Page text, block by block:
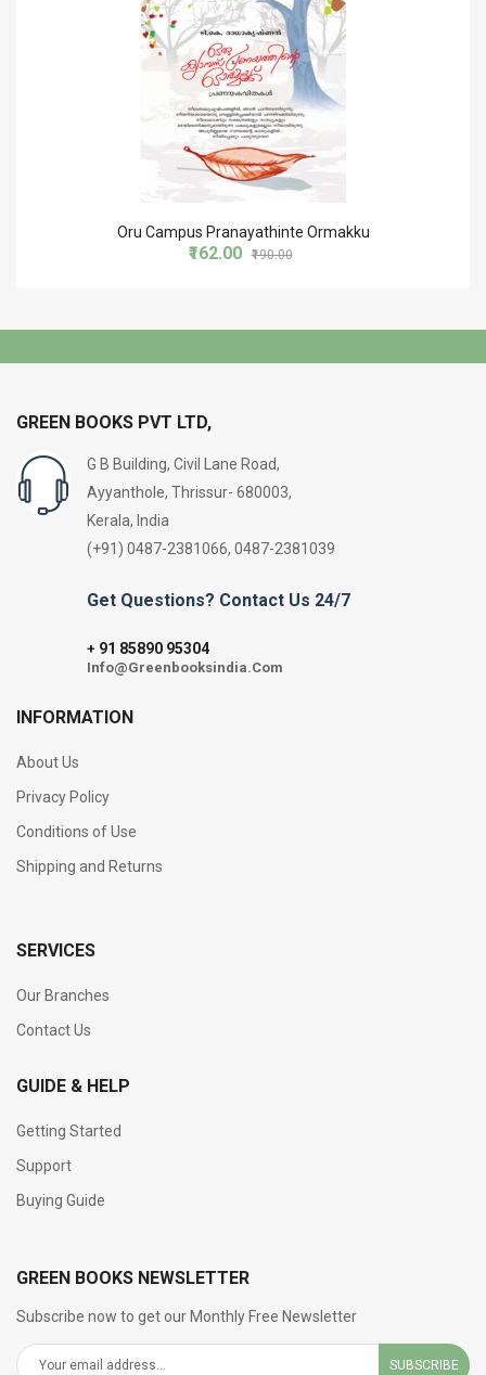
Oru Campus Pranayathinte Ormakku
₹162.00 ₹190.00
GREEN BOOKS PVT LTD,
G B Building, Civil Lane Road,
Ayyanthole, Thrissur- 680003,
Kerala, India
(+91) 0487-2381066, 0487-2381039
Get Questions? Contact Us 24/7
+ 91 85890 95304
Info@Greenbooksindia.Com
INFORMATION
About Us
Privacy Policy
Conditions of Use
Shipping and Returns
SERVICES
Our Branches
Contact Us
GUIDE & HELP
Getting Started
Support
Buying Guide
GREEN BOOKS NEWSLETTER
Subscribe now to get our Monthly Free Newsletter
SUBSCRIBE